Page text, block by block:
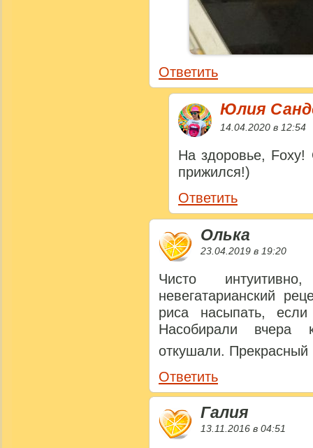
Ответить
Юлия
14.04.2020 в 12:54
На здоровье, Foxy!
прижился!)
Ответить
Олька
23.04.2019 в 19:20
Чисто
невегатарианский
риса насыпать,
Насобирали вчера
откушали.
Ответить
Галия
13.11.2016 в 04:51